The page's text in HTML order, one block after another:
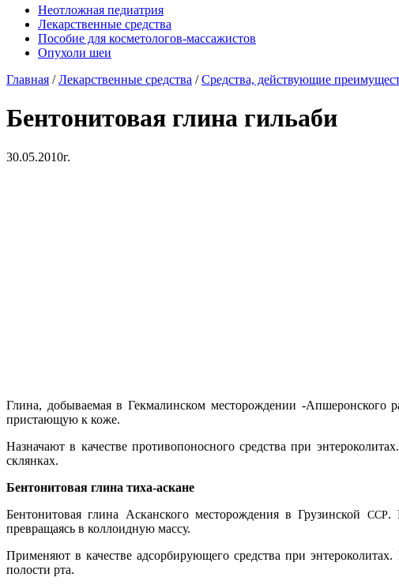
Неотложная педиатрия
Лекарственные средства
Пособие для косметологов-массажистов
Опухоли шеи
Главная /Лекарственные средства /Средства, действующие
Бентонитовая глина гильаби
30.05.2010г.
Глина, добываемая в Гекмалинском месторождении -Апшеронского
пристающую к коже.
Назначают в качестве противопоносного средства при
склянках.
Бентонитовая глина тиха-аскане
Бентонитовая глина Асканского месторождения в Грузинской ССР.
превращаясь в коллоидную массу.
Применяют в качестве адсорбирующего средства при
полости рта.